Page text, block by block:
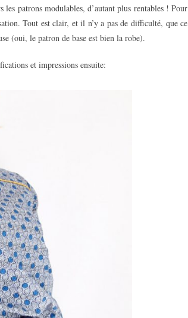
patrons modulables, d’autant plus rentables ! Pour
Tout est clair, et il n’y a pas de difficulté, que ce
(oui, le patron de base est bien la robe).
et impressions ensuite: